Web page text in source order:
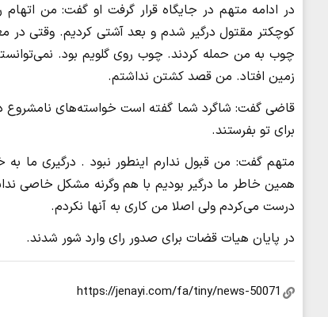
در ادامه متهم در جایگاه قرار گرفت او گفت: من
کوچکتر مقتول درگیر شدم و بعد آشتی کردیم. وقتی در
چوب به من حمله کردند. چوب روی گلویم بود.
زمین افتاد. من قصد کشتن نداشتم.
قاضی گفت: شاگرد شما گفته‌ است خواسته‌های نامشروع
برای تو بفرستند.
متهم گفت: من قبول ندارم اینطور نبود . درگیری ما
همین خاطر ما درگیر بودیم با هم وگرنه مشکل خاصی
درست می‌کردم ولی اصلا من کاری به آنها نکردم.
در پایان هیات قضات برای صدور رای وارد شور شدند.